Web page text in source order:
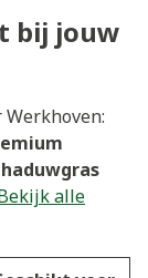
bij jouw
alle